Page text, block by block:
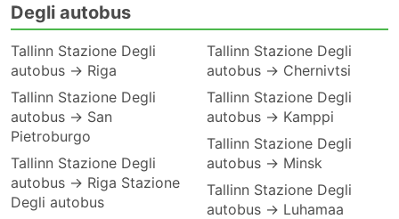
Degli autobus
Tallinn Stazione Degli
autobus → Riga
Tallinn Stazione Degli
autobus → San
Pietroburgo
Tallinn Stazione Degli
autobus → Riga Stazione
Degli autobus
Tallinn Stazione Degli
autobus → Chernivtsi
Tallinn Stazione Degli
autobus → Kamppi
Tallinn Stazione Degli
autobus → Minsk
Tallinn Stazione Degli
autobus → Luhamaa